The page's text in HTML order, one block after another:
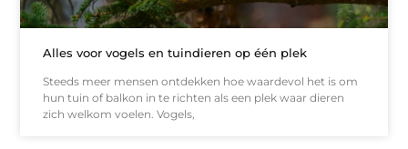
Alles voor vogels en tuindieren op één plek
Steeds meer mensen ontdekken hoe waardevol het is om
hun tuin of balkon in te richten als een plek waar dieren
zich welkom voelen. Vogels,